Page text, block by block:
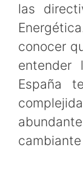
las
conocer
entender
España